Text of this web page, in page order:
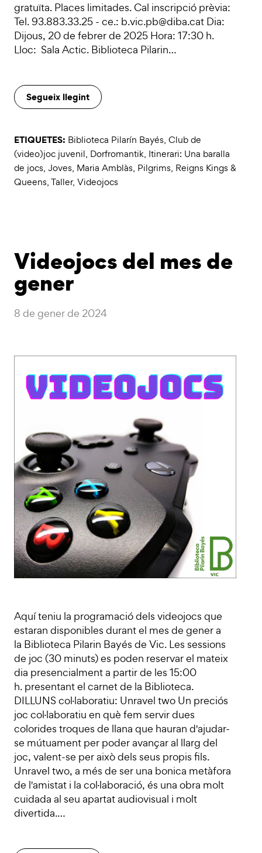
gratuïta. Places limitades. Cal inscripció prèvia:
Tel. 93.883.33.25 - ce.: b.vic.pb@diba.cat Dia:
Dijous, 20 de febrer de 2025 Hora: 17:30 h.
Lloc: Sala Actic. Biblioteca Pilarin…
Segueix llegint
ETIQUETES: Biblioteca Pilarín Bayés, Club de
(video)joc juvenil, Dorfromantik, Itinerari: Una baralla
de jocs, Joves, Maria Amblàs, Pilgrims, Reigns Kings &
Queens,Taller, Videojocs
Videojocs del mes de
gener
8 de gener de 2024
Aquí teniu la programació dels videojocs que
estaran disponibles durant el mes de gener a
la Biblioteca Pilarin Bayés de Vic. Les sessions
de joc (30 minuts) es poden reservar el mateix
dia presencialment a partir de les 15:00
h. presentant el carnet de la Biblioteca.
DILLUNS col·laboratiu: Unravel two Un preciós
joc col·laboratiu en què fem servir dues
colorides troques de llana que hauran d'ajudar-
se mútuament per poder avançar al llarg del
joc, valent-se per això dels seus propis fils.
Unravel two, a més de ser una bonica metàfora
de l'amistat i la col·laboració, és una obra molt
cuidada al seu apartat audiovisual i molt
divertida.…